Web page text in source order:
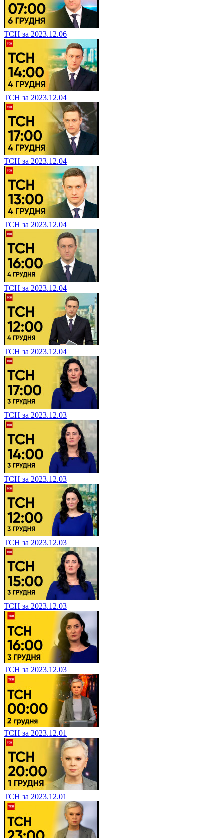
ТСН за 2023.12.06
ТСН за 2023.12.04
ТСН за 2023.12.04
ТСН за 2023.12.04
ТСН за 2023.12.04
ТСН за 2023.12.04
ТСН за 2023.12.03
ТСН за 2023.12.03
ТСН за 2023.12.03
ТСН за 2023.12.03
ТСН за 2023.12.03
ТСН за 2023.12.01
ТСН за 2023.12.01